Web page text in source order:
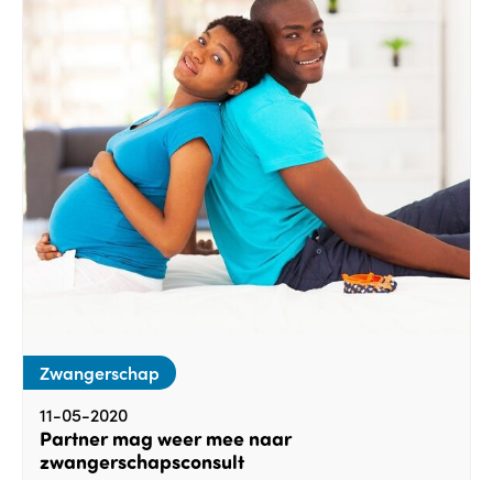
Zwangerschap
11-05-2020
Partner mag weer mee naar
zwangerschapsconsult